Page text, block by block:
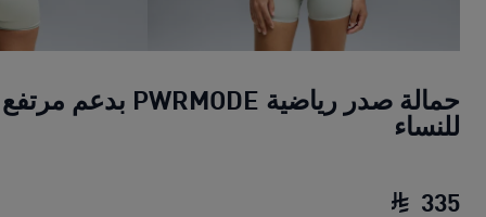
حمالة صدر رياضية PWRMODE بدعم مرتفع
للنساء
335